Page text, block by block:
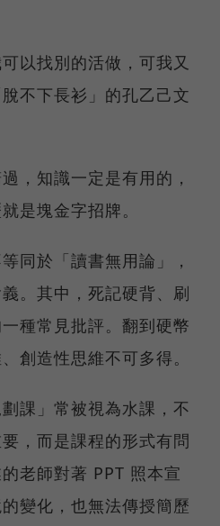
以找別的活做，可我又
不下長衫」的孔乙己文
，知識一定是有用的，
是塊金字招牌。
同於「讀書無用論」，
。其中，死記硬背、刷
種常見批評。翻到硬幣
創造性思維不可多得。
課」常被視為水課，不
，而是課程的形式有問
老師對著 PPT 照本宣
變化，也無法傳授簡歷